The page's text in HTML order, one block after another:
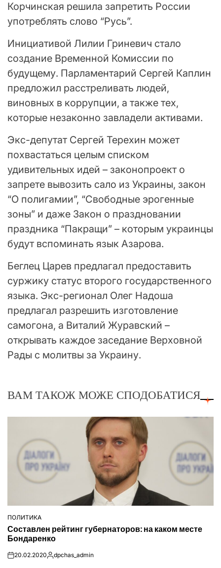
Корчинская решила запретить России
употреблять слово “Русь”.
Инициативой Лилии Гриневич стало
создание Временной Комиссии по
будущему. Парламентарий Сергей Каплин
предложил расстреливать людей,
виновных в коррупции, а также тех,
которые незаконно завладели активами.
Экс-депутат Сергей Терехин может
похвастаться целым списком
удивительных идей – законопроект о
запрете вывозить сало из Украины, закон
“О полигамии”, “Свободные эрогенные
зоны” и даже Закон о праздновании
праздника “Пакращи” – которым украинцы
будут вспоминать язык Азарова.
Беглец Царев предлагал предоставить
суржику статус второго государственного
языка. Экс-регионал Олег Надоша
предлагал разрешить изготовление
самогона, а Виталий Журавский –
открывать каждое заседание Верховной
Рады с молитвы за Украину.
ВАМ ТАКОЖ МОЖЕ СПОДОБАТИСЯ
ОПУБЛІКУВАТИ
У
ПОЛИТИКА
Составлен рейтинг губернаторов: на каком месте
Бондаренко
on20.02.2020Опубліковано
dpchas_admin